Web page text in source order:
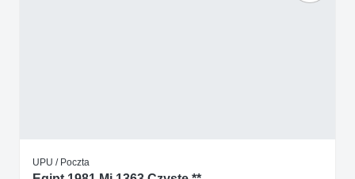
UPU / Poczta